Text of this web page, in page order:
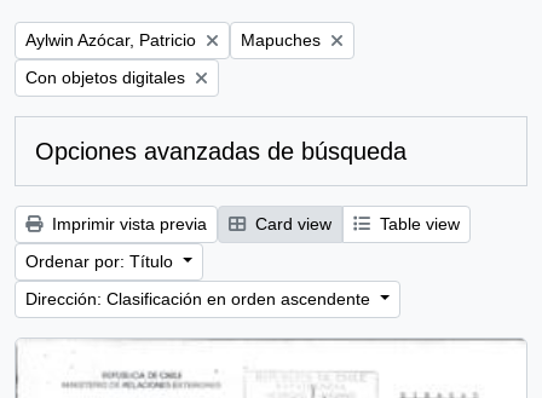
Remove filter:
Aylwin Azócar, Patricio Remove filter:
Mapuches
Remove filter:
Con objetos digitales
Opciones avanzadas de búsqueda
Imprimir vista previa Card view
Table view
Ordenar por: Título
Dirección: Clasificación en orden ascendente